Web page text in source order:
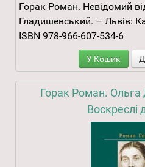
Горак Роман. Невідомий
Гладишевський. – Львів:
ISBN 978-966-607-534-6
У Кошик
Горак Роман. Ольга
Воскреслі